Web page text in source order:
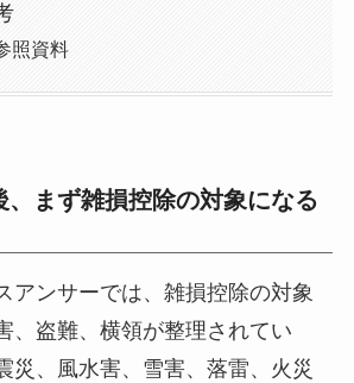
照資料
、まず雑損控除の対象になる
アンサーでは、雑損控除の対象
、盗難、横領が整理されてい
災、風水害、雪害、落雷、火災